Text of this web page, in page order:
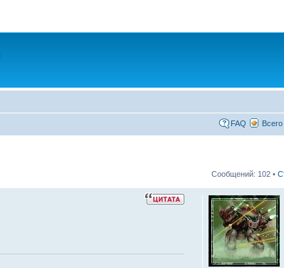
FAQ
Сообщений: 102 •